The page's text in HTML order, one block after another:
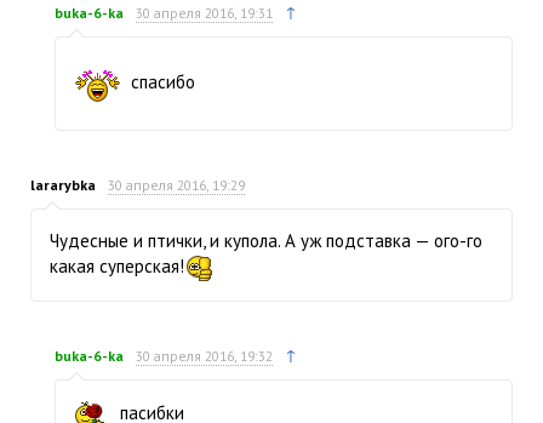
buka-6-ka 30 апреля 2016, 19:31 ↑
спасибо
lararybka 30 апреля 2016, 19:29
Чудесные и птички, и купола. А уж подставка — ого-го
какая суперская!
buka-6-ka 30 апреля 2016, 19:32 ↑
пасибки